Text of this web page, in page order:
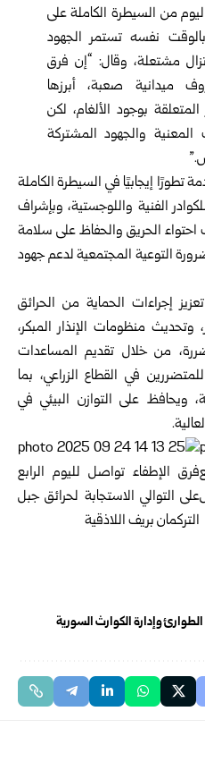
من السيطرة الكاملة على
نفسه تستمر الجهود
مشتعلة، وقال: “إن فرق
ميدانية صعبة، أبرزها
بوجود الألغام، لكن
المعنية والجهود المشتركة
تطورًا إيجابيًا في السيطرة الكاملة
الفنية واللوجستية، وبإشراف
الحريق والحفاظ على سلامة
التوعية المجتمعية لدعم جهود
إجراءات الحماية من الحرائق
وتحديث منظومات الإنذار المبكر،
من خلال تقديم المساعدات
في القطاع الزراعي، بما
ويحافظ على التوازن البيئي في
الطوارئ وإدارة الكوارث السورية